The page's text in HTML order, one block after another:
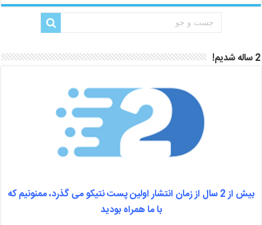
2 ساله شدیم!
بیش از 2 سال از زمان انتشار اولین پست نتیکو می گذرد، ممنونیم که
با ما همراه بودید